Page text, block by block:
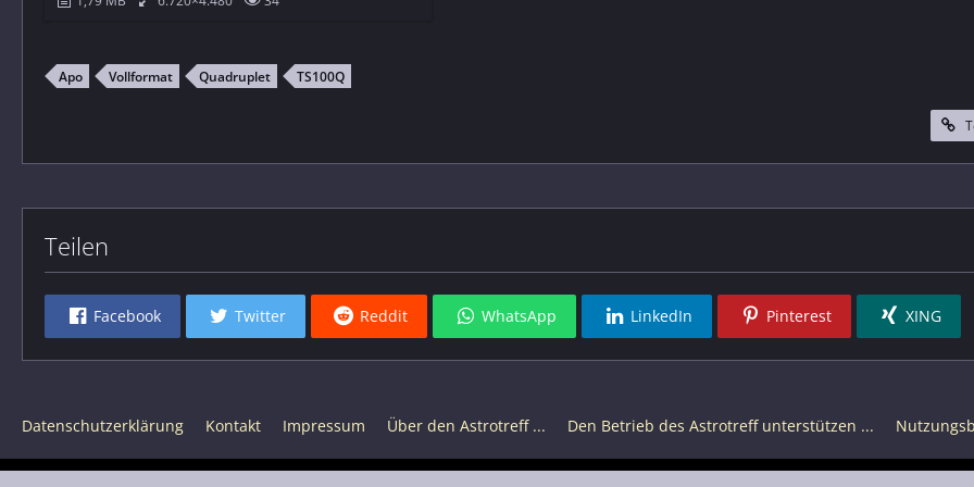
Apo Vollformat Quadruplet TS100Q
Teilen
Facebook Twitter Reddit WhatsApp LinkedIn Pinterest XING
Datenschutzerklärung Kontakt Impressum Über den Astrotreff ... Den Betrieb des Astrotreff unterstützen ...